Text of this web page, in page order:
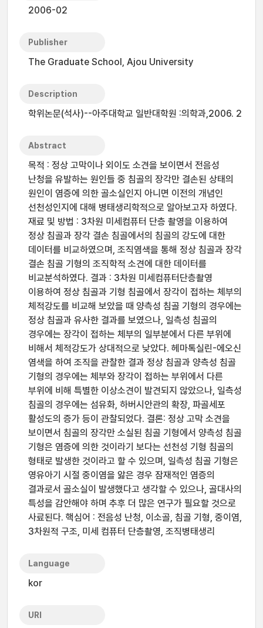
2006-02
Publisher
The Graduate School, Ajou University
Description
학위논문(석사)--아주대학교 일반대학원 :의학과,2006. 2
Abstract
목적 : 정상 고막이나 외이도 소견을 보이면서 전음성
난청을 유발하는 원인들 중 침골의 장각만 결손된 상태의
원인이 염증에 의한 골소실인지 아니면 이전의 개념인
선천성인지에 대해 병태생리학적으로 알아보고자 하였다.
재료 및 방법 : 3차원 미세컴퓨터 단층 촬영을 이용하여
정상 침골과 장각 결손 침골에서의 침골의 강도에 대한
데이터를 비교하였으며, 조직염색을 통해 정상 침골과 장각
결손 침골 기형의 조직학적 소견에 대한 데이터를
비교분석하였다. 결과 : 3차원 미세컴퓨터단층촬영
이용하여 정상 침골과 기형 침골에서 장각이 접하는 체부의
체적강도를 비교해 보았을 때 양측성 침골 기형의 경우에는
정상 침골과 유사한 결과를 보였으나, 일측성 침골의
경우에는 장각이 접하는 체부의 일부분에서 다른 부위에
비해서 체적강도가 상대적으로 낮았다. 헤마톡실린-에오신
염색을 하여 조직을 관찰한 결과 정상 침골과 양측성 침골
기형의 경우에는 체부와 장각이 접하는 부위에서 다른
부위에 비해 특별한 이상소견이 발견되지 않았으나, 일측성
침골의 경우에는 섬유화, 하버시안관의 확장, 파골세포
활성도의 증가 등이 관찰되었다. 결론: 정상 고막 소견을
보이면서 침골의 장각만 소실된 침골 기형에서 양측성 침골
기형은 염증에 의한 것이라기 보다는 선천성 기형 침골의
형태로 발생한 것이라고 할 수 있으며, 일측성 침골 기형은
영유아기 시절 중이염을 앓은 경우 잠재적인 염증의
결과로서 골소실이 발생했다고 생각할 수 있으나, 골대사의
특성을 감안해야 하며 추후 더 많은 연구가 필요할 것으로
사료된다. 핵심어 : 전음성 난청, 이소골, 침골 기형, 중이염,
3차원적 구조, 미세 컴퓨터 단층촬영, 조직병태생리
Language
kor
URI